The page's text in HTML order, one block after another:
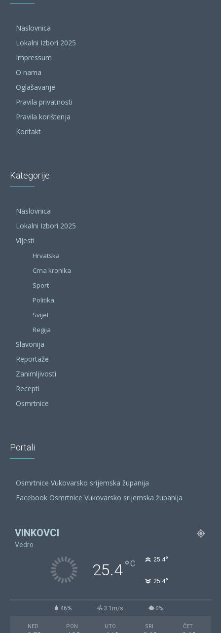
Naslovnica
Lokalni Izbori 2025
Impressum
O nama
Oglašavanje
Pravila privatnosti
Pravila korištenja
Kontakt
Kategorije
Naslovnica
Lokalni Izbori 2025
Vijesti
Hrvatska
Crna kronika
Sport
Politika
Svijet
Regija
Slavonija
Reportaže
Zanimljivosti
Recepti
Osmrtnice
Portali
Osmrtnice Vukovarsko srijemska županija
Facebook Osmrtnice Vukovarsko srijemska županija
VINKOVCI
Vedro
25.4°C 25.4°
25.4°
46% 3.1m/s 0%
NED PON UTO SRI ČET